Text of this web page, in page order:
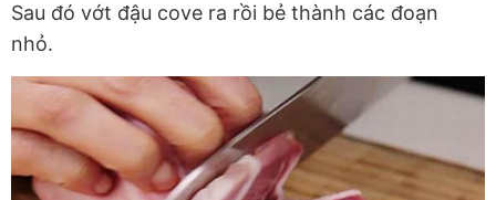
Sau đó vớt đậu cove ra rồi bẻ thành các đoạn
nhỏ.